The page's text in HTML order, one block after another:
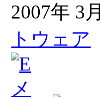
2007年 3
トウェア